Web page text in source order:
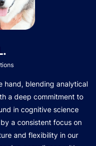
hand, blending analytical
a deep commitment to
in cognitive science
a consistent focus on
and flexibility in our